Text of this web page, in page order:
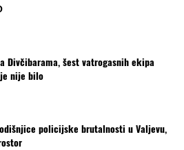
Divčibarama, šest vatrogasnih ekipa
nije bilo
policijske brutalnosti u Valjevu,